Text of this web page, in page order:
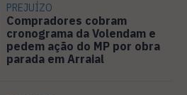
PREJUÍZO
Compradores cobram
cronograma da Volendam e
pedem ação do MP por obra
parada em Arraial